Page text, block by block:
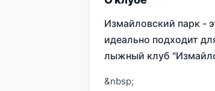
Измайловский парк -
идеально подходит
лыжный клуб
&nbsp;